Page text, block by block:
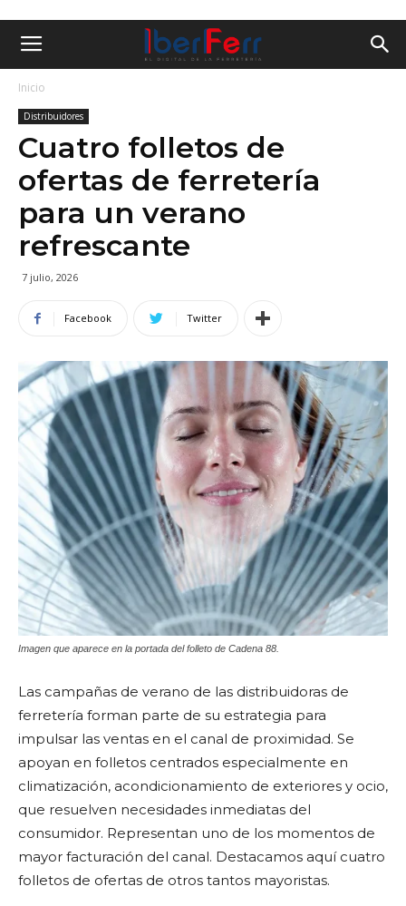
Inicio
Distribuidores
Cuatro folletos de
ofertas de ferretería
para un verano
refrescante
7 julio, 2026
Facebook Twitter
Imagen que aparece en la portada del folleto de Cadena 88.
Las campañas de verano de las distribuidoras de
ferretería forman parte de su estrategia para
impulsar las ventas en el canal de proximidad. Se
apoyan en folletos centrados especialmente en
climatización, acondicionamiento de exteriores y ocio,
que resuelven necesidades inmediatas del
consumidor. Representan uno de los momentos de
mayor facturación del canal. Destacamos aquí cuatro
folletos de ofertas de otros tantos mayoristas.